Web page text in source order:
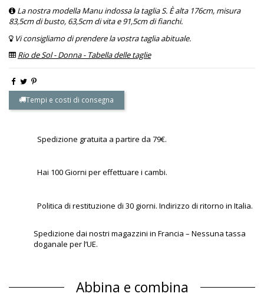
La nostra modella Manu indossa la taglia S. È alta 176cm, misura
83,5cm di busto, 63,5cm di vita e 91,5cm di fianchi.
Vi consigliamo di prendere la vostra taglia abituale.
Rio de Sol - Donna - Tabella delle taglie
Tempi e costi di consegna
Spedizione gratuita a partire da 79€.
Hai 100 Giorni per effettuare i cambi.
Politica di restituzione di 30 giorni. Indirizzo di ritorno in Italia.
Spedizione dai nostri magazzini in Francia – Nessuna tassa
doganale per l’UE.
Abbina e combina